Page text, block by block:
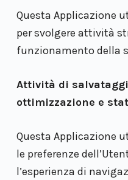
Questa Applicazione
per svolgere attività
funzionamento della
Attività di
ottimizzazione e
Questa Applicazione
le preferenze
l’esperienza di